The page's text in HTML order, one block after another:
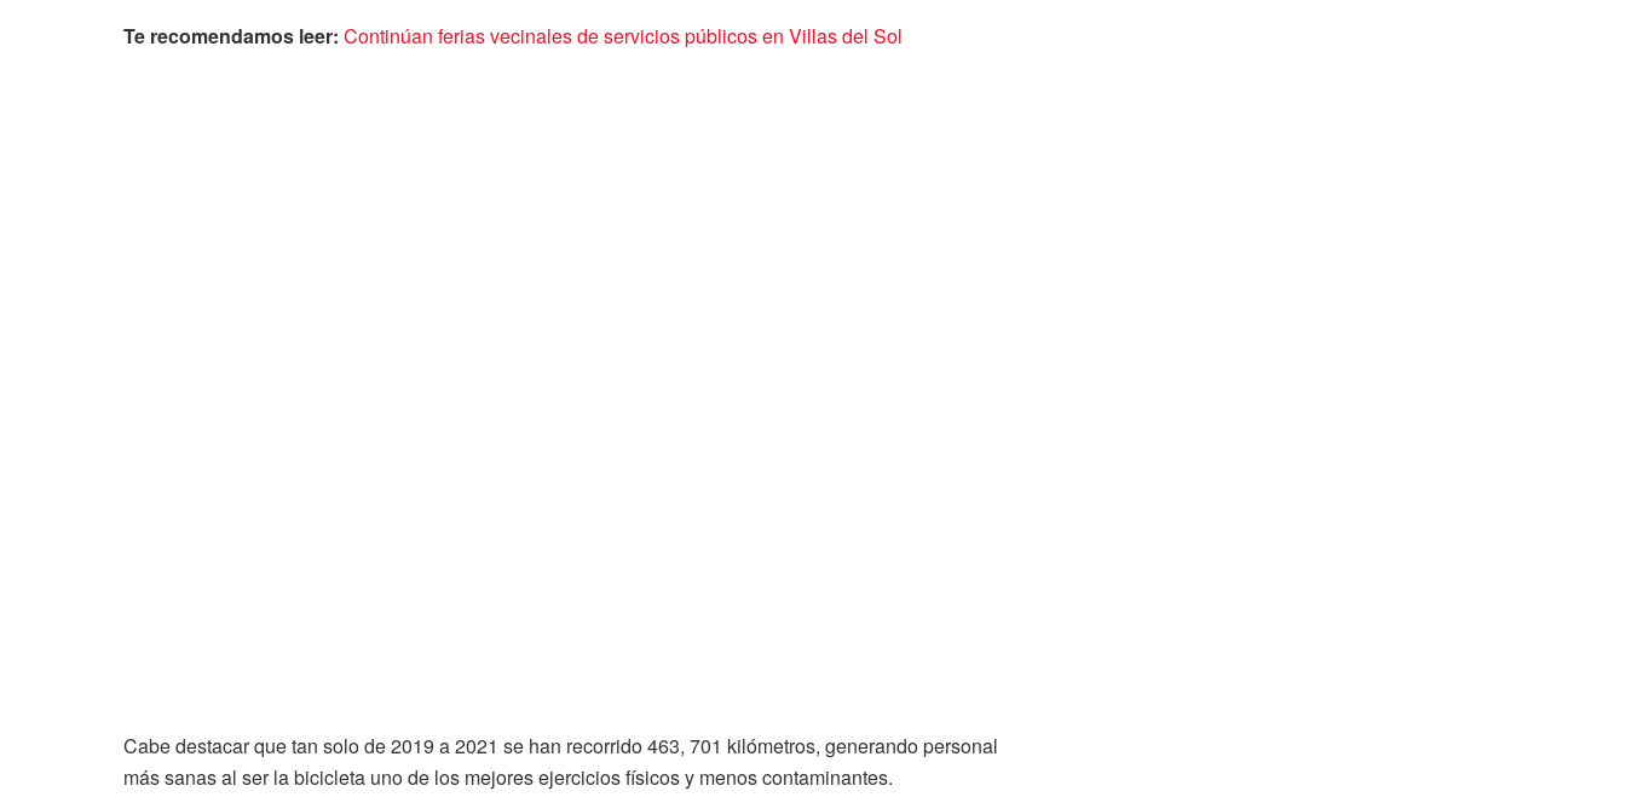
Te recomendamos leer: Continúan ferias vecinales de servicios públicos en Villas del Sol
Cabe destacar que tan solo de 2019 a 2021 se han recorrido 463, 701 kilómetros, generando personal
más sanas al ser la bicicleta uno de los mejores ejercicios físicos y menos contaminantes.